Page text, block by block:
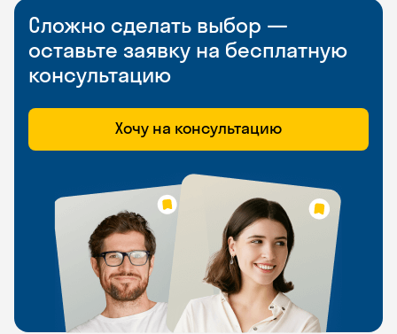
Сложно сделать выбор —
оставьте заявку на бесплатную
консультацию
Хочу на консультацию